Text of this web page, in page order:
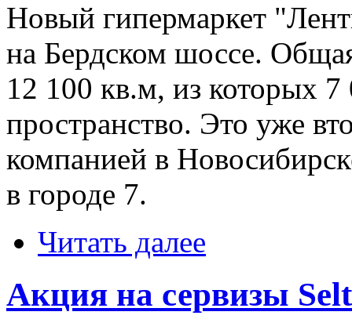
Новый гипермаркет
на Бердском шоссе.
12 100 кв.м, из которых 7
пространство. Это уже
компанией в
в городе 7.
Читать далее
Акция на сервизы